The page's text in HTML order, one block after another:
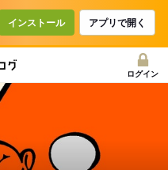
インストール アプリで開く
ログイン